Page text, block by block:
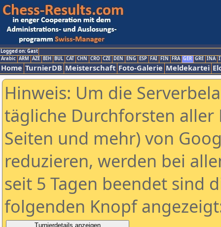
Logged on: Gast
Arabic ARM AZE BIH BUL CAT CHN CRO CZE DEN ENG ESP FAI FIN FRA GER GRE INA
Home TurnierDB Meisterschaft Foto-Galerie Meldekartei
Hinweis: Um die
tägliche Durchforsten aller
Seiten und mehr) von
reduzieren, werden bei
seit 5 Tagen beendet sind
folgenden Knopf